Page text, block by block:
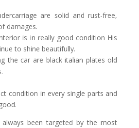
are solid and rust-free,
damages.
is in really good condition His
to shine beautifully.
the car are black italian plates old
condition in every single parts and
always been targeted by the most